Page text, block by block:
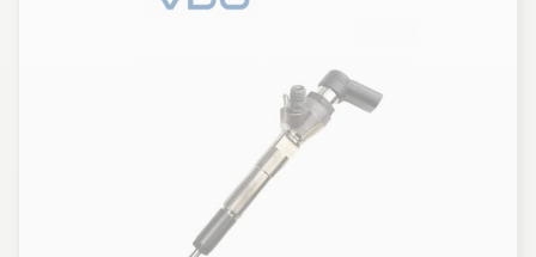
R9M 402 / R9M 404 / R9M 414